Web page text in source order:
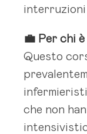
💼 Per chi
Questo
che non